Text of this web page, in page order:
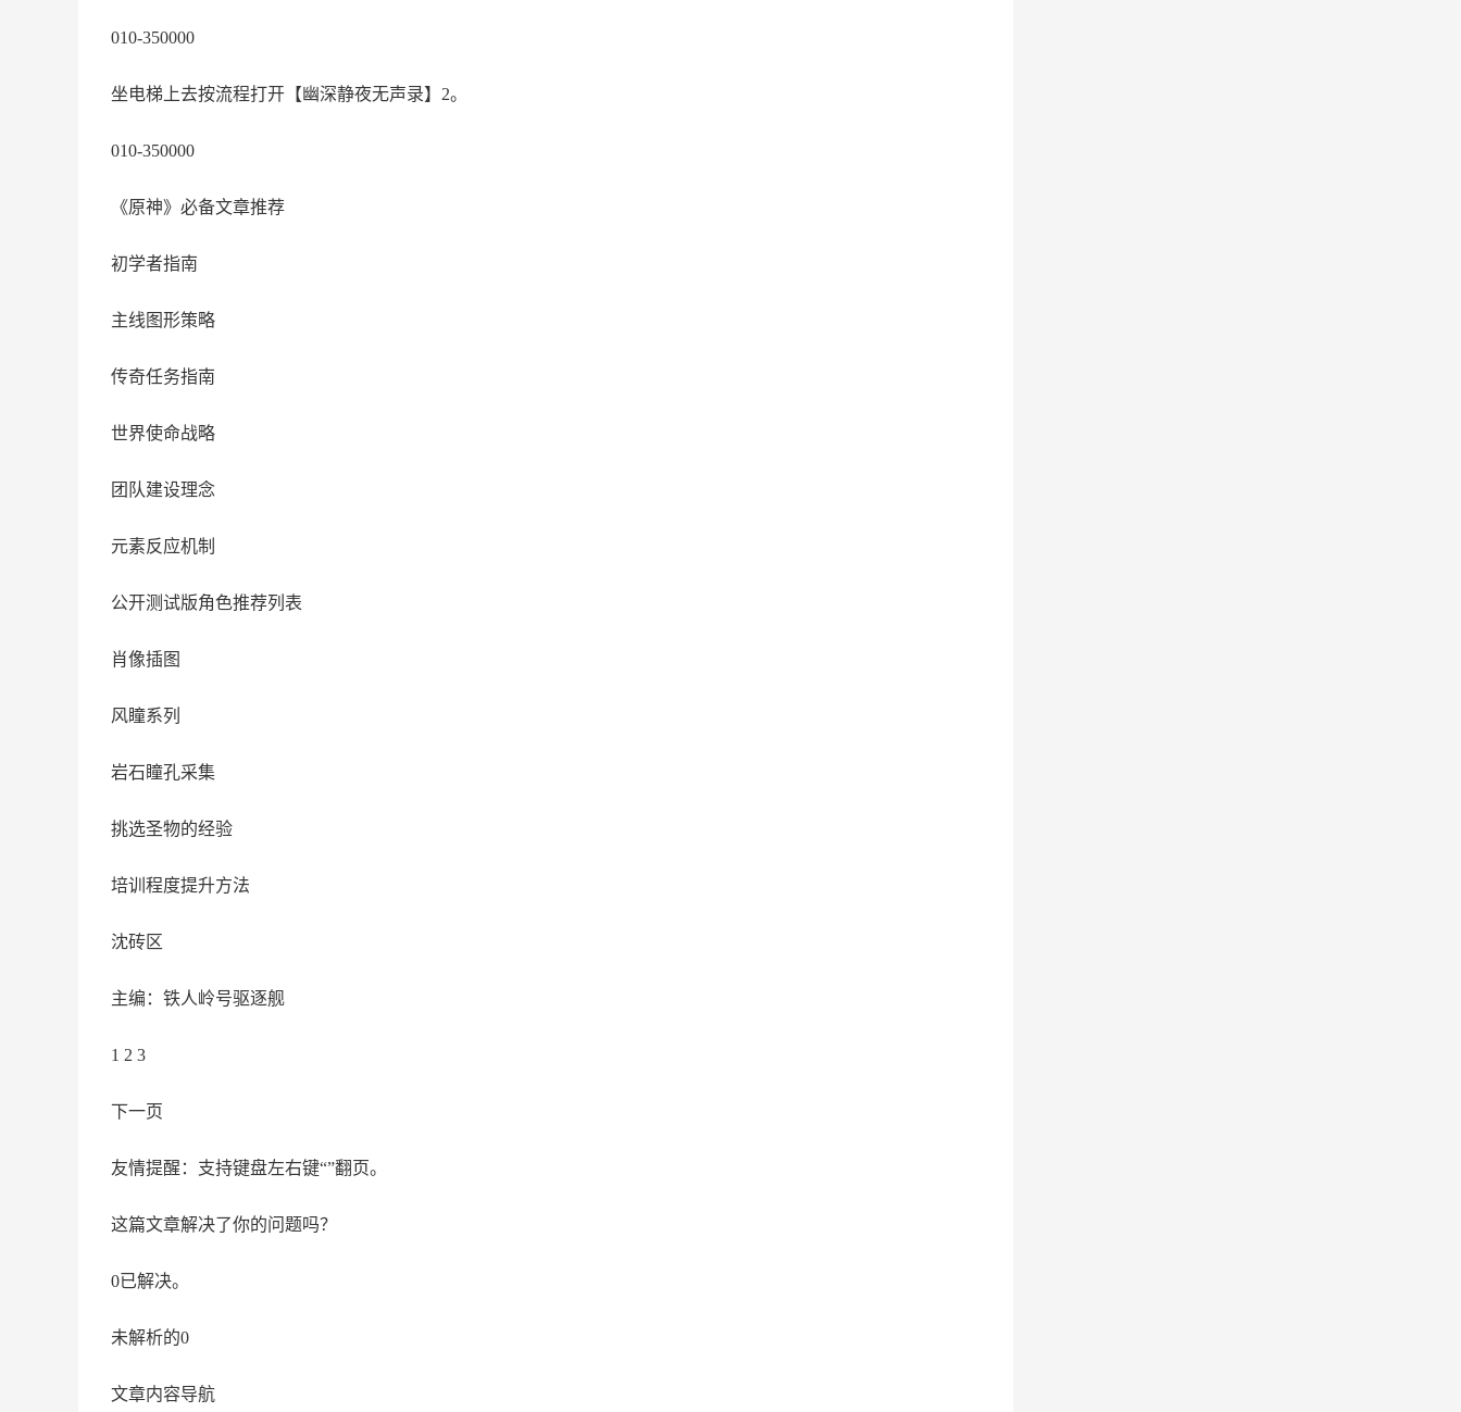
010-350000
坐电梯上去按流程打开【幽深静夜无声录】2。
010-350000
《原神》必备文章推荐
初学者指南
主线图形策略
传奇任务指南
世界使命战略
团队建设理念
元素反应机制
公开测试版角色推荐列表
肖像插图
风瞳系列
岩石瞳孔采集
挑选圣物的经验
培训程度提升方法
沈砖区
主编：铁人岭号驱逐舰
1 2 3
下一页
友情提醒：支持键盘左右键“”翻页。
这篇文章解决了你的问题吗？
0已解决。
未解析的0
文章内容导航